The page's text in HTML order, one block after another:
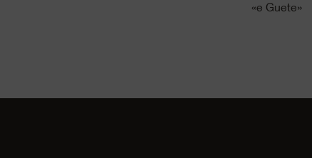
«e Guete»